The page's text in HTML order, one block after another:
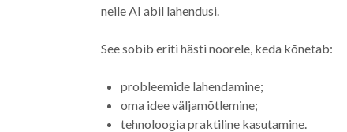
neile AI abil lahendusi.
See sobib eriti hästi noorele, keda kõnetab:
probleemide lahendamine;
oma idee väljamõtlemine;
tehnoloogia praktiline kasutamine.